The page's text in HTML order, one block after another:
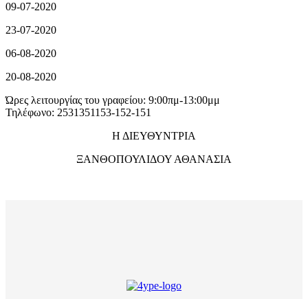
09-07-2020
23-07-2020
06-08-2020
20-08-2020
Ώρες λειτουργίας του γραφείου: 9:00πμ-13:00μμ
Τηλέφωνο: 2531351153-152-151
Η ΔΙΕΥΘΥΝΤΡΙΑ
ΞΑΝΘΟΠΟΥΛΙΔΟΥ ΑΘΑΝΑΣΙΑ